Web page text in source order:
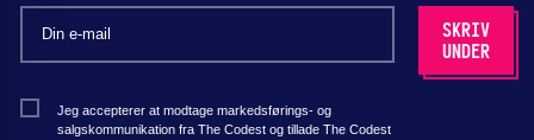
Jeg accepterer at modtage markedsførings- og
salgskommunikation fra The Codest og tillade The Codest